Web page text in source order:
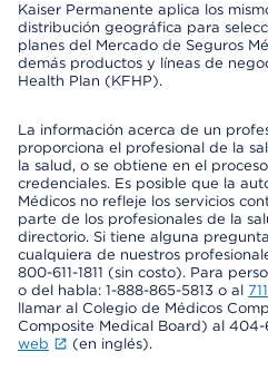
Kaiser Permanente aplica los
distribución geográfica para
planes del Mercado de Seguros
demás productos y líneas de
Health Plan (KFHP).
La información acerca de un
proporciona el profesional de la
la salud, o se obtiene en el
credenciales. Es posible que la
Médicos no refleje los servicios
parte de los profesionales de la
directorio. Si tiene alguna
cualquiera de nuestros
800-611-1811 (sin costo). Para
o del habla: 1-888-865-5813 o al 711
llamar al Colegio de Médicos
Composite Medical Board) al 404-
web
(en inglés).